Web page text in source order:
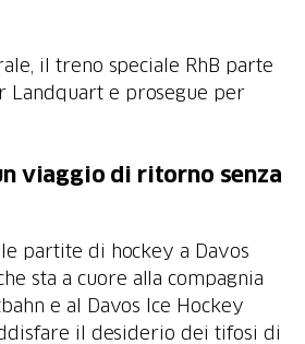
il treno speciale RhB parte
Landquart e prosegue per
viaggio di ritorno senza
partite di hockey a Davos
sta a cuore alla compagnia
e al Davos Ice Hockey
il desiderio dei tifosi di